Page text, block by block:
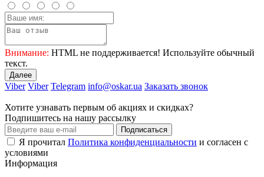
Внимание: HTML не поддерживается! Используйте обычный
текст.
Далее
Viber Viber Telegram info@oskar.ua Заказать звонок
Хотите узнавать первым об акциях и скидках?
Подпишитесь на нашу рассылку
Подписаться
Я прочитал Политика конфиденциальности и согласен с
условиями
Информация